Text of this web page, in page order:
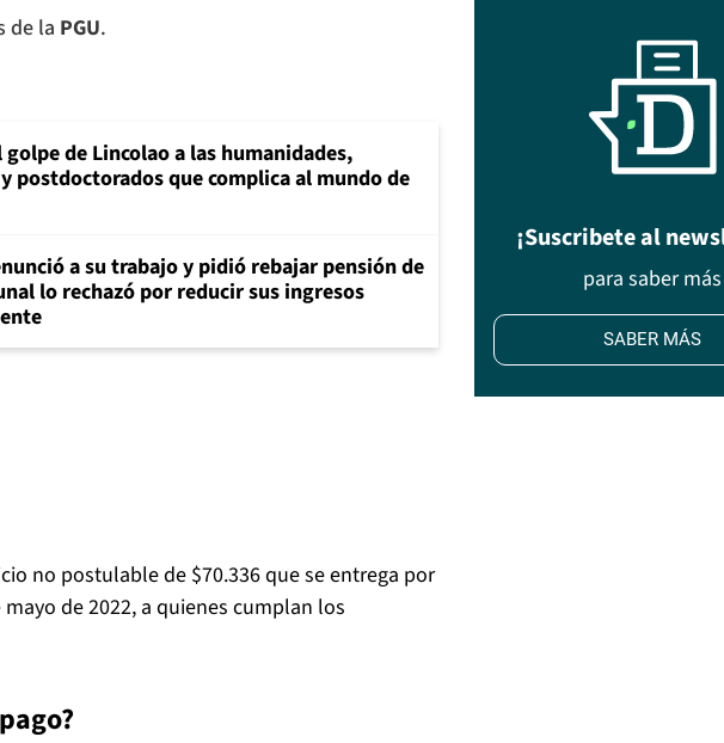
de la PGU.
golpe de Lincolao a las humanidades,
postdoctorados que complica al mundo de
a su trabajo y pidió rebajar pensión de
lo rechazó por reducir sus ingresos
no postulable de $70.336 que se entrega por
de 2022, a quienes cumplan los
¡Suscribete al
para saber más
SABER MÁS